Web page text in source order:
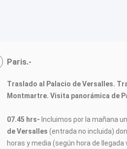
Paris.-
Traslado al Palacio de Versalles.
Montmartre. Visita panorámica de
07.45 hrs- Incluimos por la mañana un
de Versalles (entrada no incluida)
horas y media (según hora de llegada